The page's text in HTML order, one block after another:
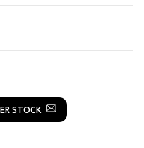
STOCK